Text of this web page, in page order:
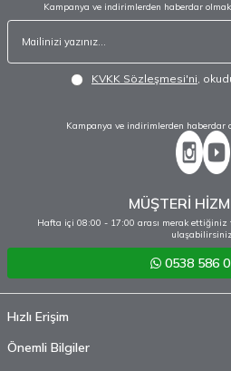
Kampanya ve indirimlerden haberdar
KVKK Sözleşmesi'ni,
Kampanya ve indirimlerden haberdar
MÜŞTERİ
Hafta içi 08:00 - 17:00 arası merak
0538 586
Hızlı Erişim
Önemli Bilgiler